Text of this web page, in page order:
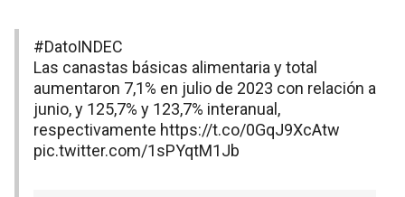
#DatoINDEC
Las canastas básicas alimentaria y total
aumentaron 7,1% en julio de 2023 con relación a
junio, y 125,7% y 123,7% interanual,
respectivamente https://t.co/0GqJ9XcAtw
pic.twitter.com/1sPYqtM1Jb